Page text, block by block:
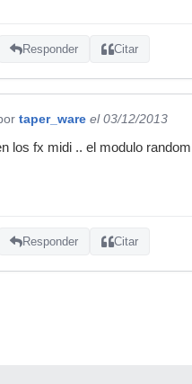
Responder Citar
taper_ware el 03/12/2013
los fx midi .. el modulo
Responder Citar